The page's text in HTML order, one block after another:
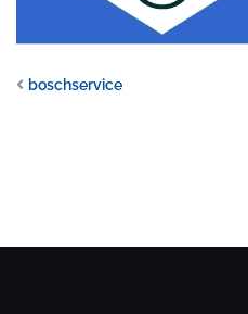
boschservice